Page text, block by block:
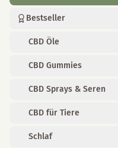
Bestseller
CBD Öle
CBD Gummies
CBD Sprays & Seren
CBD für Tiere
Schlaf